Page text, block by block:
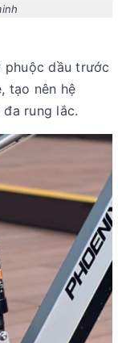
phuộc dầu trước
, tạo nên hệ
rung lắc.